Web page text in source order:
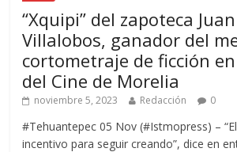
“Xquipi” del zapoteca
Villalobos, ganador del
cortometraje de ficción
del Cine de Morelia
noviembre 5, 2023 Redacción 0
#Tehuantepec 05 Nov (#Istmopress) –
incentivo para seguir creando”, dice en